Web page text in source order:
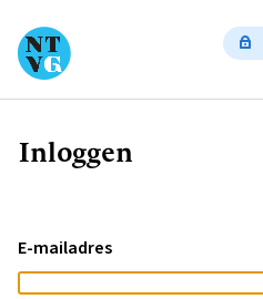
Kruimelpad
Inloggen
E-mailadres